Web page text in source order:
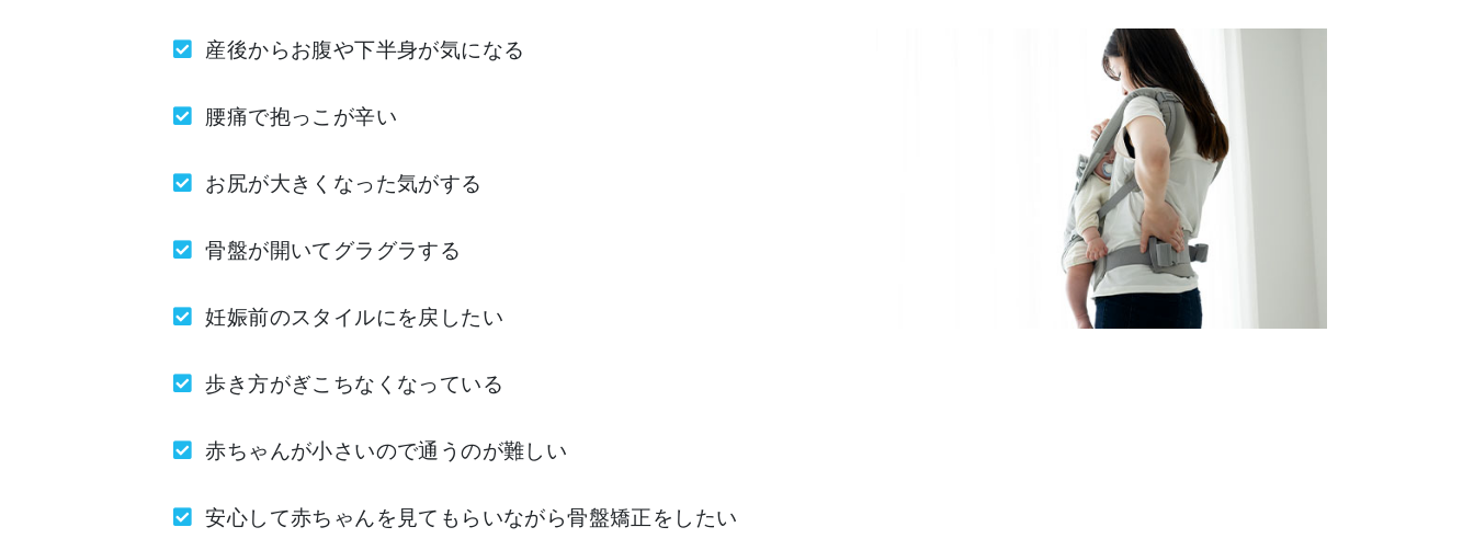
産後からお腹や下半身が気になる
腰痛で抱っこが辛い
お尻が大きくなった気がする
骨盤が開いてグラグラする
妊娠前のスタイルにを戻したい
歩き方がぎこちなくなっている
赤ちゃんが小さいので通うのが難しい
安心して赤ちゃんを見てもらいながら骨盤矯正をしたい